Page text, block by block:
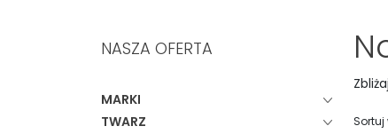
Sortuj
NASZA OFERTA
MARKI
TWARZ